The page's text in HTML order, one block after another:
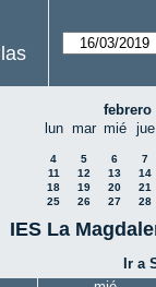
febrero
lun mar mié jue
4 5 6
7
11
12 13
14
18
19 20
21
25
26 27 28
IES La
Ir a